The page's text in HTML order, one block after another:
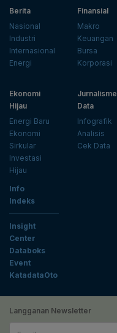
Berita
Nasional
Industri
Internasional
Energi
Finansial
Makro
Keuangan
Bursa
Korporasi
Ekonomi
Hijau
Energi Baru
Ekonomi
Sirkular
Investasi
Hijau
Jurnalisme
Data
Infografik
Analisis
Cek Data
Info
Indeks
Insight
Center
Databoks
Event
KatadataOto
Langganan Newsletter